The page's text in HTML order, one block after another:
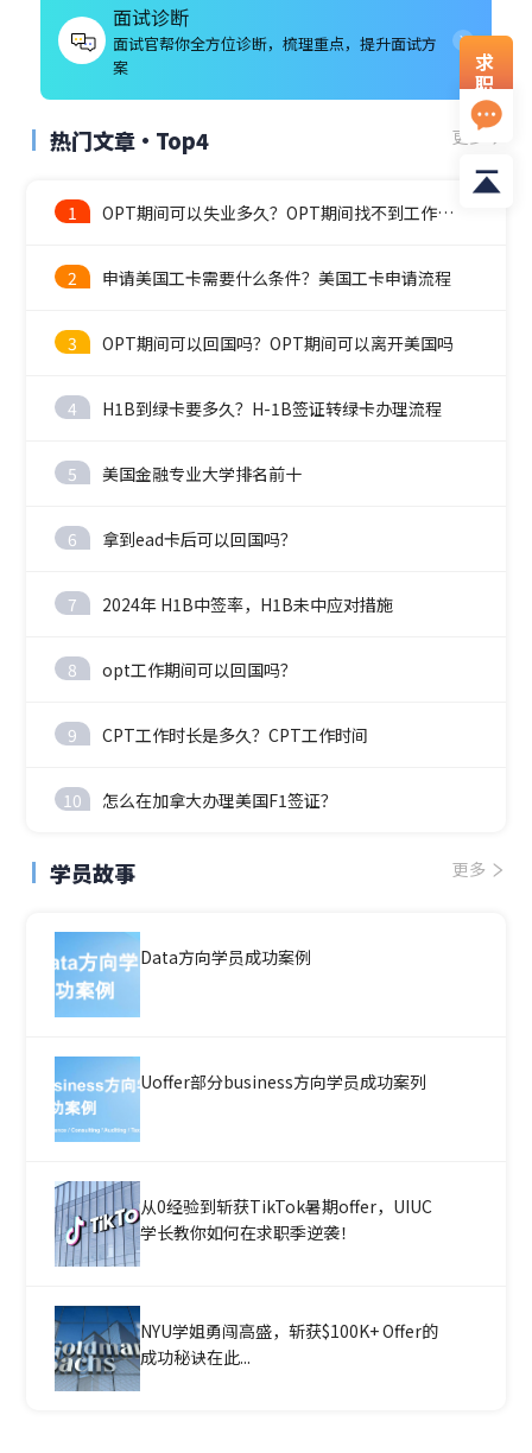
面试诊断
面试官帮你全方位诊断，梳理重点，提升面试方
案
热门文章·Top4 更多
1 OPT期间可以失业多久？OPT期间找不到工作怎么办？
2 申请美国工卡需要什么条件？美国工卡申请流程
3 OPT期间可以回国吗？OPT期间可以离开美国吗
4 H1B到绿卡要多久？H-1B签证转绿卡办理流程
5 美国金融专业大学排名前十
6 拿到ead卡后可以回国吗？
7 2024年 H1B中签率，H1B未中应对措施
8 opt工作期间可以回国吗？
9 CPT工作时长是多久？CPT工作时间
10 怎么在加拿大办理美国F1签证？
学员故事 更多
Data方向学员成功案例
Uoffer部分business方向学员成功案列
从0经验到斩获TikTok暑期offer，UIUC
学长教你如何在求职季逆袭！
NYU学姐勇闯高盛，斩获$100K+ Offer的
成功秘诀在此...
求
职
资
料